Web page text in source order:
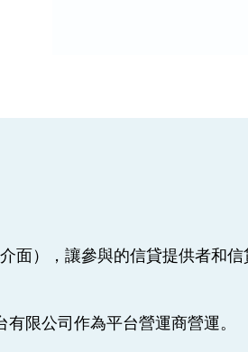
面），讓參與的信貸提供者和
限公司作為平台營運商營運。